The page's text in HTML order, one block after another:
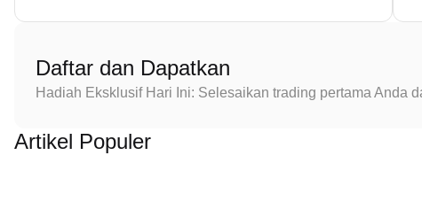
Daftar dan Dapatkan
Hadiah Eksklusif Hari Ini: Selesaikan trading pertama Anda
Artikel Populer